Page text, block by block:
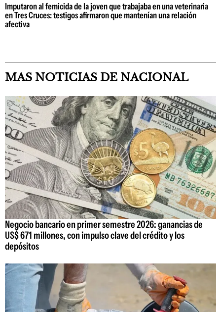
Imputaron al femicida de la joven que trabajaba en una veterinaria
en Tres Cruces: testigos afirmaron que mantenían una relación
afectiva
MAS NOTICIAS DE NACIONAL
Negocio bancario en primer semestre 2026: ganancias de
US$ 671 millones, con impulso clave del crédito y los
depósitos